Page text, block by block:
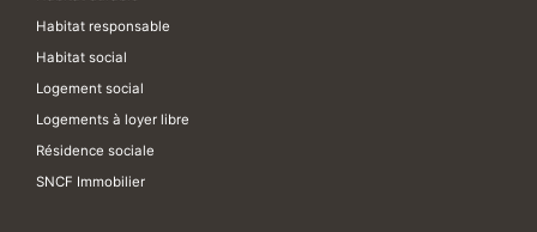
Habitat responsable
Habitat social
Logement social
Logements à loyer libre
Résidence sociale
SNCF Immobilier